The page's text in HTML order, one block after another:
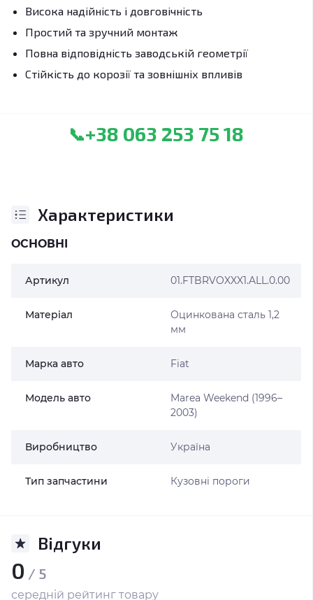
Висока надійність і довговічність
Простий та зручний монтаж
Повна відповідність заводській геометрії
Стійкість до корозії та зовнішніх впливів
📞+38 063 253 75 18
Характеристики
ОСНОВНІ
Артикул 01.FTBRVOXXX1.ALL.0.00
Матеріал
Оцинкована сталь 1,2
мм
Марка авто Fiat
Модель авто
Marea Weekend (1996–
2003)
Виробництво Україна
Тип запчастини Кузовні пороги
Відгуки
0 / 5
середній рейтинг товару